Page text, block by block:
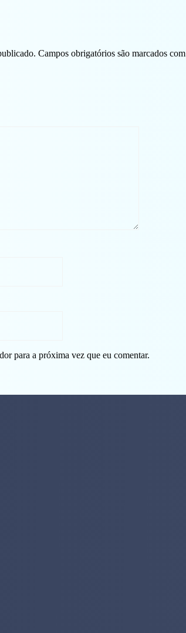
Campos obrigatórios são marcados com
para a próxima vez que eu comentar.